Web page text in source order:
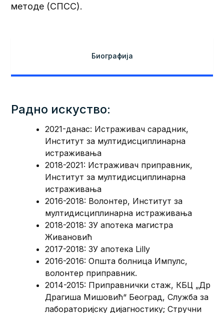
методе (СПСС).
Биографија
Радно искуство:
2021-данас: Истраживач сарадник,
Институт за мултидисциплинарна
истраживања
2018-2021: Истраживач приправник,
Институт за мултидисциплинарна
истраживања
2016-2018: Волонтер, Институт за
мултидисциплинарна истраживања
2018-2018: ЗУ апотека магистра
Живановић
2017-2018: ЗУ апотека Lilly
2016-2016: Општа болница Импулс,
волонтер приправник.
2014-2015: Приправнички стаж, КБЦ „Др
Драгиша Мишовић“ Београд, Служба за
лабораторијску дијагностику; Стручни